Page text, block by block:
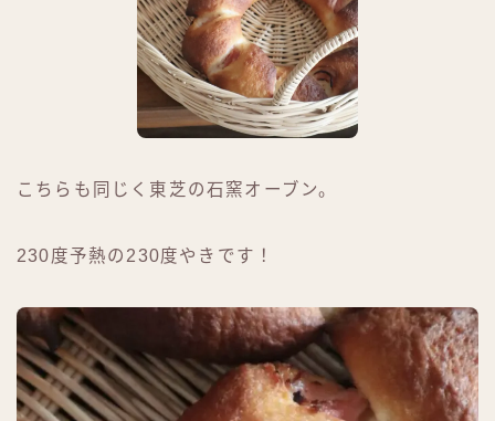
こちらも同じく東芝の石窯オーブン。
230度予熱の230度やきです！